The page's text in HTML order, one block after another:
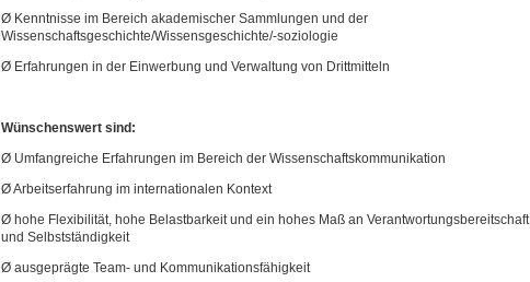
Ø Kenntnisse im Bereich akademischer Sammlungen und der
Wissenschaftsgeschichte/Wissensgeschichte/-soziologie
Ø Erfahrungen in der Einwerbung und Verwaltung von Drittmitteln
Wünschenswert sind:
Ø Umfangreiche Erfahrungen im Bereich der Wissenschaftskommunikation
Ø Arbeitserfahrung im internationalen Kontext
Ø hohe Flexibilität, hohe Belastbarkeit und ein hohes Maß an Verantwortungsbereitschaft
und Selbstständigkeit
Ø ausgeprägte Team- und Kommunikationsfähigkeit